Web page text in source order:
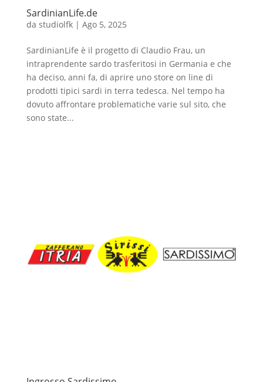
SardinianLife.de
da studiolfk| Ago 5, 2025
SardinianLife è il progetto di Claudio Frau, un
intraprendente sardo trasferitosi in Germania e che
ha deciso, anni fa, di aprire uno store on line di
prodotti tipici sardi in terra tedesca. Nel tempo ha
dovuto affrontare problematiche varie sul sito, che
sono state...